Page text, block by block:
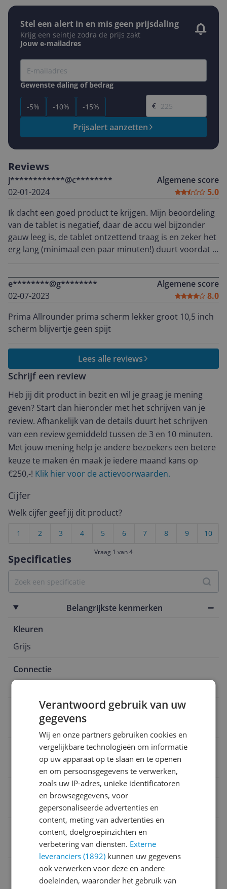
Stel een alert in en mis geen prijsdaling
Krijg een seintje zodra de prijs zakt
Jouw e-mailadres
Gewenste daling of bedrag
-5% -10% -15%
Gewenste prijs
€
Prijsalert aanzetten
Specificaties
Belangrijkste kenmerken
Kleuren
Grijs
Connectie
Besturingssysteem
Android
Schermgrootte
Opslagcapaciteit
Resolutie
1920 x 1200 Pixels
8806092947696
Reviews
j************@c********
02-01-2024
Algemene score
5.0
Ik dacht een goed product te krijgen. Mijn beoordeling
van de tablet is negatief, daar de accu wel bijzonder
gauw leeg is, de tablet ontzettend traag is en zeker het
erg lang (minimaal een paar minuten!) duurt voordat je
e********@g********
02-07-2023
Algemene score
8.0
Prima Allrounder prima scherm lekker groot 10,5 inch
scherm blijvertje geen spijt
Lees alle reviews
Schrijf een review
Heb jij dit product in bezit en wil je graag je mening
geven? Start dan hieronder met het schrijven van je
review. Afhankelijk van de details duurt het schrijven
van een review gemiddeld tussen de 3 en 10 minuten.
Met jouw mening help je andere bezoekers een betere
keuze te maken én maak je iedere maand kans op
€250,-! Klik hier voor de actievoorwaarden.
Cijfer
Welk cijfer geef jij dit product?
10
9
8
7
6
5
4
3
2
1
Vraag 1 van 4
Verantwoord gebruik van uw
gegevens
Wij en onze partners gebruiken cookies en
vergelijkbare technologieën om informatie
op uw apparaat op te slaan en te openen
en om persoonsgegevens te verwerken,
zoals uw IP-adres, unieke identificatoren
en browsegegevens, voor
gepersonaliseerde advertenties en
content, meting van advertenties en
content, doelgroepinzichten en
verbetering van diensten. Externe
leveranciers (1892) kunnen uw gegevens
ook verwerken voor deze en andere
doeleinden, waaronder het gebruik van